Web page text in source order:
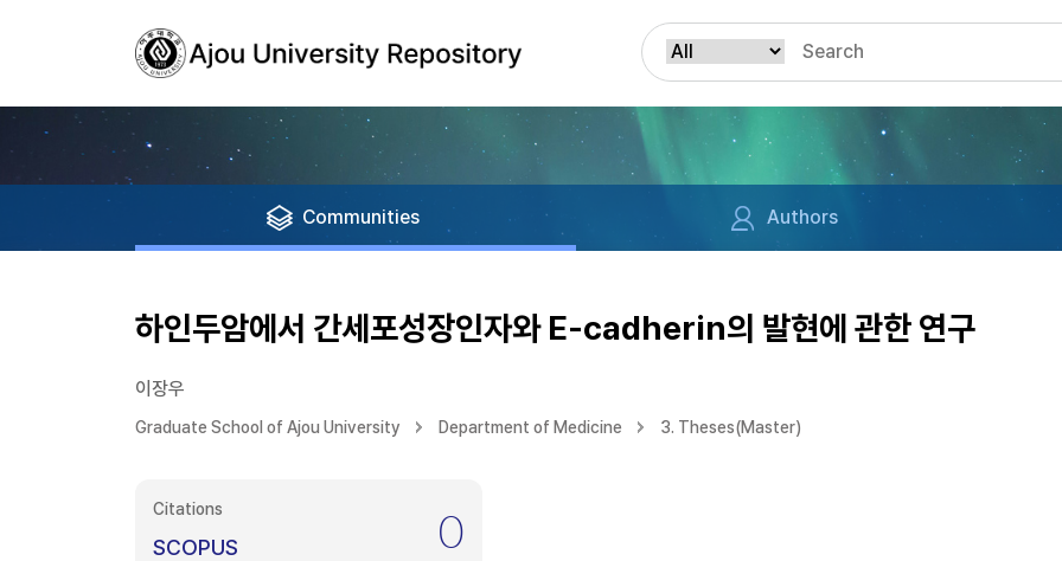
Communities Authors
하인두암에서 간세포성장인자와 E-cadherin의 발현에 관한 연구
이장우
Graduate School of Ajou University Department of Medicine 3. Theses(Master)
Citations
SCOPUS 0